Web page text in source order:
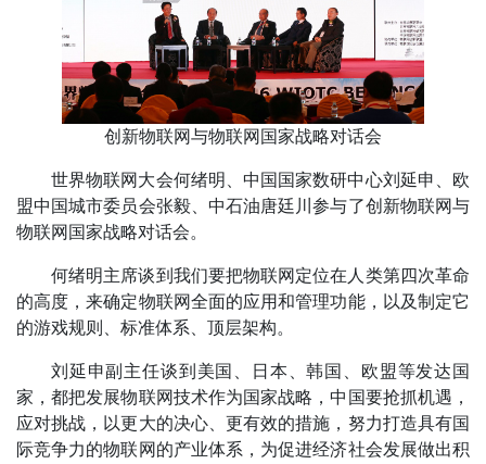
创新物联网与物联网国家战略对话会
世界物联网大会何绪明、中国国家数研中心刘延申、欧
盟中国城市委员会张毅、中石油唐廷川参与了创新物联网与
物联网国家战略对话会。
何绪明主席谈到我们要把物联网定位在人类第四次革命
的高度，来确定物联网全面的应用和管理功能，以及制定它
的游戏规则、标准体系、顶层架构。
刘延申副主任谈到美国、日本、韩国、欧盟等发达国
家，都把发展物联网技术作为国家战略，中国要抢抓机遇，
应对挑战，以更大的决心、更有效的措施，努力打造具有国
际竞争力的物联网的产业体系，为促进经济社会发展做出积